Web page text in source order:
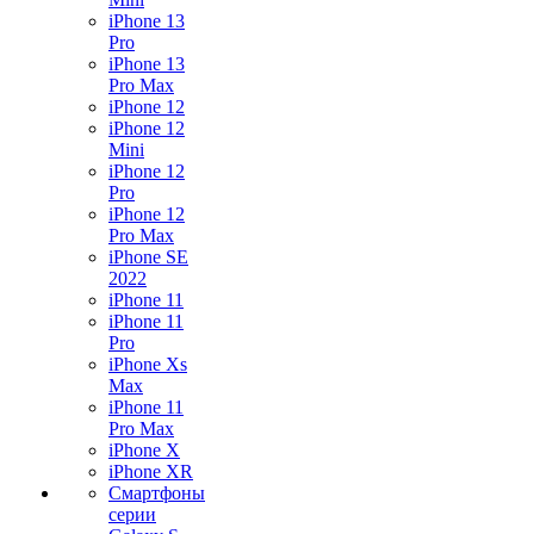
iPhone 13
Pro
iPhone 13
Pro Max
iPhone 12
iPhone 12
Mini
iPhone 12
Pro
iPhone 12
Pro Max
iPhone SE
2022
iPhone 11
iPhone 11
Pro
iPhone Xs
Max
iPhone 11
Pro Max
iPhone X
iPhone XR
Смартфоны
серии